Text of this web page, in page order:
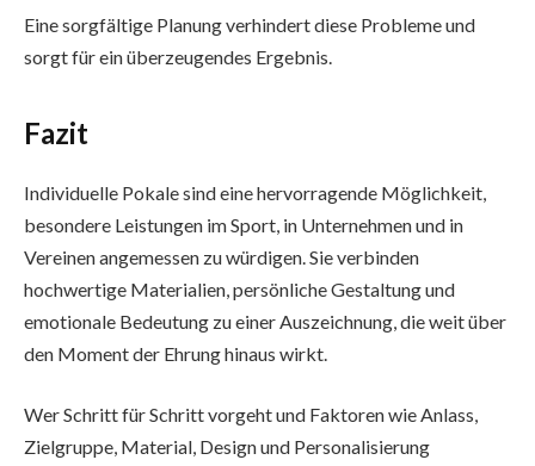
Eine sorgfältige Planung verhindert diese Probleme und
sorgt für ein überzeugendes Ergebnis.
Fazit
Individuelle Pokale sind eine hervorragende Möglichkeit,
besondere Leistungen im Sport, in Unternehmen und in
Vereinen angemessen zu würdigen. Sie verbinden
hochwertige Materialien, persönliche Gestaltung und
emotionale Bedeutung zu einer Auszeichnung, die weit über
den Moment der Ehrung hinaus wirkt.
Wer Schritt für Schritt vorgeht und Faktoren wie Anlass,
Zielgruppe, Material, Design und Personalisierung